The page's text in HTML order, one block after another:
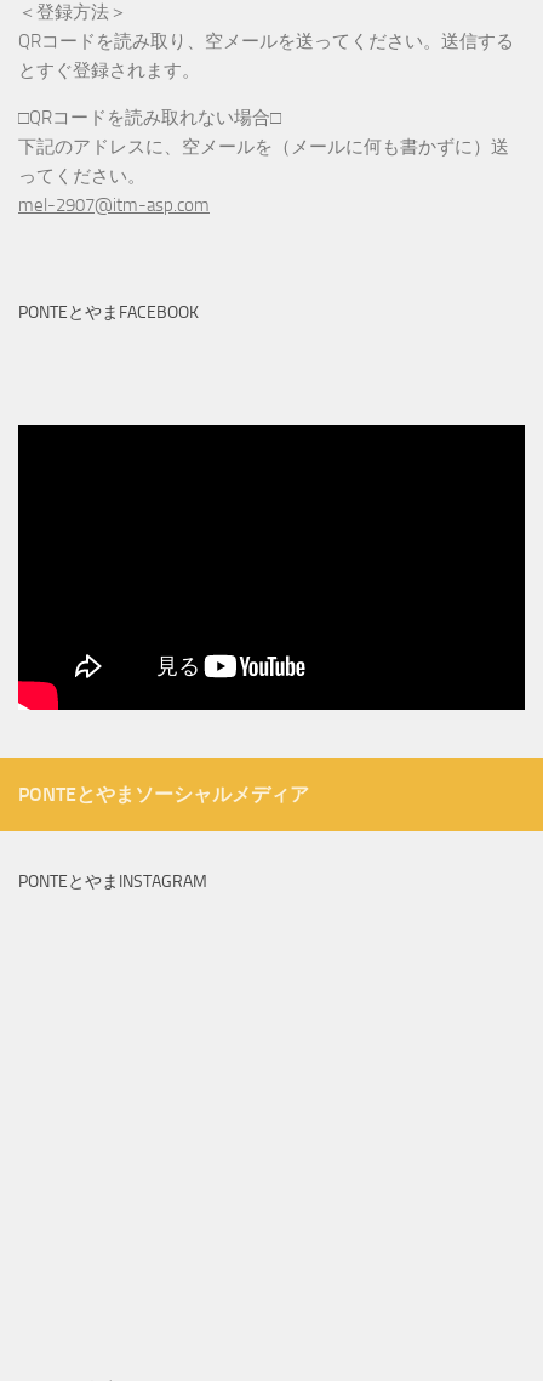
＜登録方法＞
QRコードを読み取り、空メールを送ってください。送信する
とすぐ登録されます。
□QRコードを読み取れない場合□
下記のアドレスに、空メールを（メールに何も書かずに）送
ってください。
mel-2907@itm-asp.com
PONTEとやまFACEBOOK
PONTEとやまソーシャルメディア
PONTEとやまINSTAGRAM